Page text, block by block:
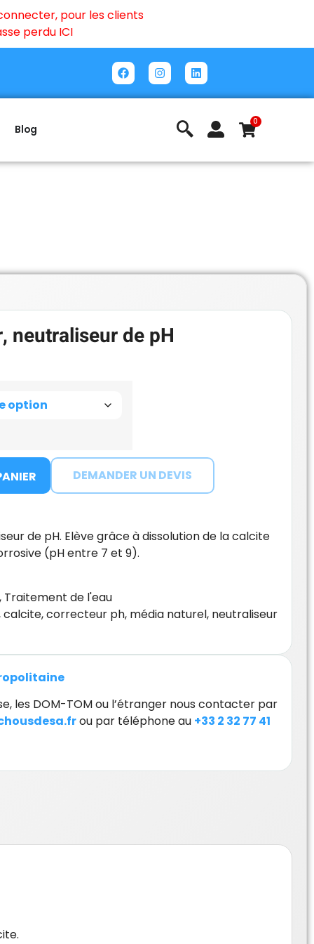
pour les clients
perdu ICI
Blog
0
neutraliseur de pH
DEMANDER UN DEVIS
de pH. Elève grâce à dissolution de la calcite
(pH entre 7 et 9).
Traitement de l'eau
calcite,correcteur ph, média naturel, neutraliseur
les DOM-TOM ou l’étranger nous contacter par
ou par téléphone au +33 2 32 77 41